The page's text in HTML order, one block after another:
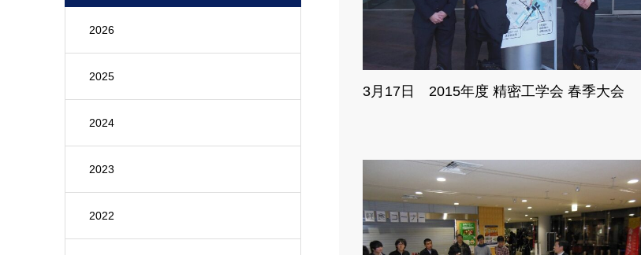
2026
2025
2024
2023
2022
3月17日 2015年度 精密工学会 春季大会